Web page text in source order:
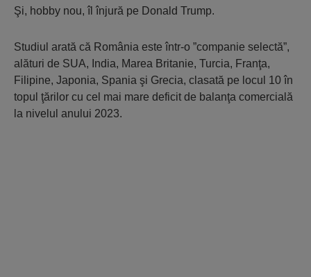
Şi, hobby nou, îl înjură pe Donald Trump.
Studiul arată că România este într-o ”companie selectă”,
alături de SUA, India, Marea Britanie, Turcia, Franţa,
Filipine, Japonia, Spania şi Grecia, clasată pe locul 10 în
topul ţărilor cu cel mai mare deficit de balanţa comercială
la nivelul anului 2023.